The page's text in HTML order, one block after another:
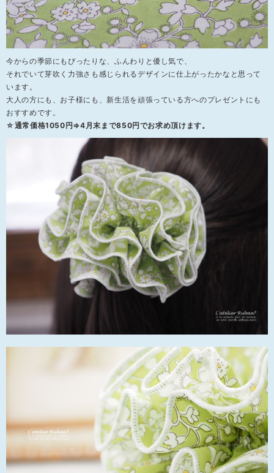
今からの季節にもぴったりな、ふんわりと優し気で、
それでいて芽吹く力強さも感じられるデザインに仕上がったかなと思って
います。
大人の方にも、お子様にも、新生活を頑張っている方へのプレゼントにも
おすすめです。
☆通常価格1050円⇒4月末まで850円でお求め頂けます。